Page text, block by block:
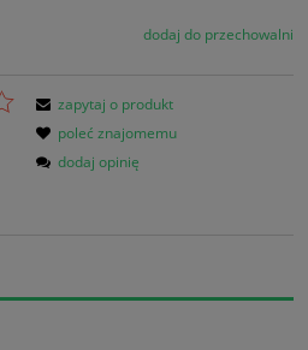
dodaj do przechowalni
zapytaj o produkt
poleć znajomemu
dodaj opinię